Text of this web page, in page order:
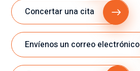
Concertar una cita
Envíenos un correo electrónico